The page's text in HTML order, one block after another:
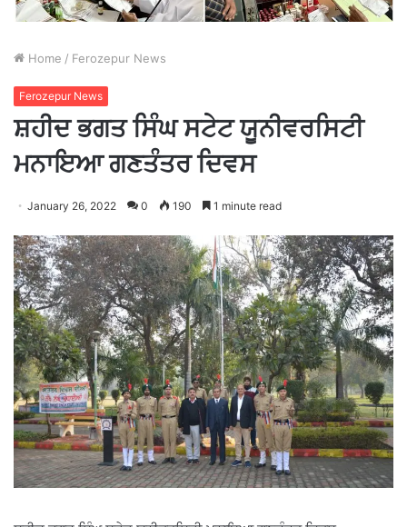
Home / Ferozepur News
Ferozepur News
ਸ਼ਹੀਦ ਭਗਤ ਸਿੰਘ ਸਟੇਟ ਯੂਨੀਵਰਸਿਟੀ
ਮਨਾਇਆ ਗਣਤੰਤਰ ਦਿਵਸ
January 26, 2022 0 190 1 minute read